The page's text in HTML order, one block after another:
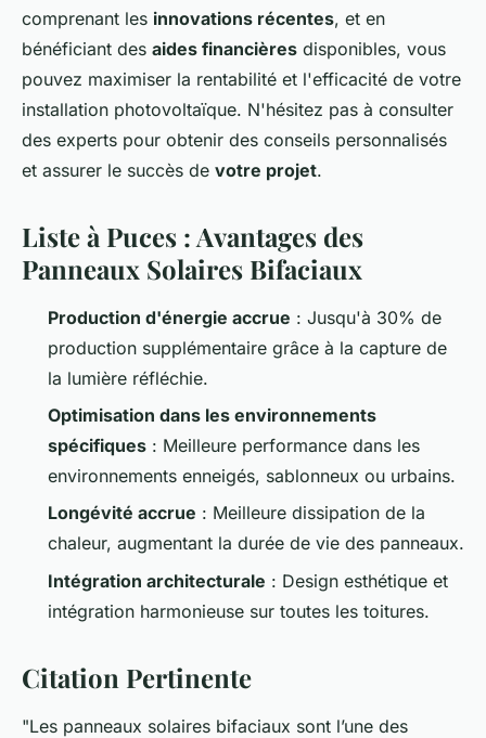
comprenant les innovations récentes, et en
bénéficiant des aides financières disponibles, vous
pouvez maximiser la rentabilité et l'efficacité de votre
installation photovoltaïque. N'hésitez pas à consulter
des experts pour obtenir des conseils personnalisés
et assurer le succès de votre projet.
Liste à Puces : Avantages des
Panneaux Solaires Bifaciaux
Production d'énergie accrue : Jusqu'à 30% de
production supplémentaire grâce à la capture de
la lumière réfléchie.
Optimisation dans les environnements
spécifiques : Meilleure performance dans les
environnements enneigés, sablonneux ou urbains.
Longévité accrue : Meilleure dissipation de la
chaleur, augmentant la durée de vie des panneaux.
Intégration architecturale : Design esthétique et
intégration harmonieuse sur toutes les toitures.
Citation Pertinente
"Les panneaux solaires bifaciaux sont l’une des